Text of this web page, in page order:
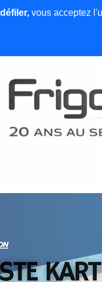
News et articles
vous acceptez